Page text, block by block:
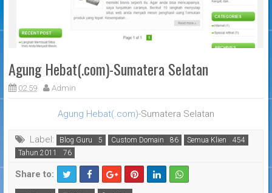
Agung Hebat(.com)-Sumatera Selatan
02.59 Admin
Agung Hebat(.com)-Sumatera Selatan
Label: Blog Guru Custom Domain
Semua Klien
Tahun 2011
Share to: